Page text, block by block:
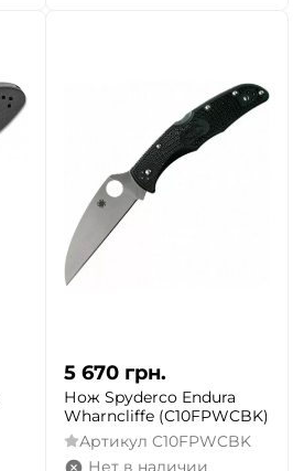
5 670 грн.
Нож Spyderco Endura
Wharncliffe (C10FPWCBK)
Артикул C10FPWCBK
Нет в наличии